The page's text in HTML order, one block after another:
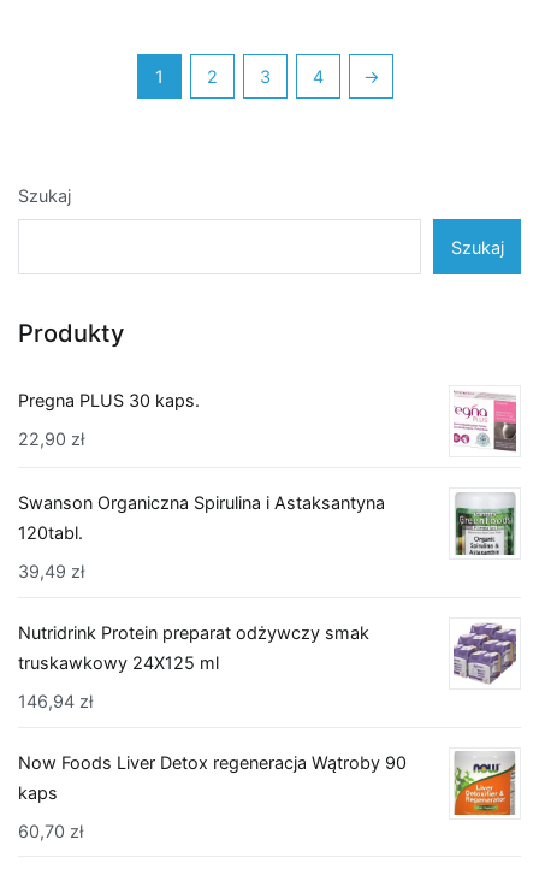
1 2 3 4 →
Szukaj
Szukaj
Produkty
Pregna PLUS 30 kaps.
22,90 zł
Swanson Organiczna Spirulina i Astaksantyna
120tabl.
39,49 zł
Nutridrink Protein preparat odżywczy smak
truskawkowy 24X125 ml
146,94 zł
Now Foods Liver Detox regeneracja Wątroby 90
kaps
60,70 zł